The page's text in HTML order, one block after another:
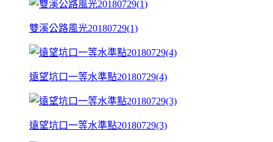
雙溪公路風光20180729(1)
遠望坑口一等水準點20180729(4)
遠望坑口一等水準點20180729(3)